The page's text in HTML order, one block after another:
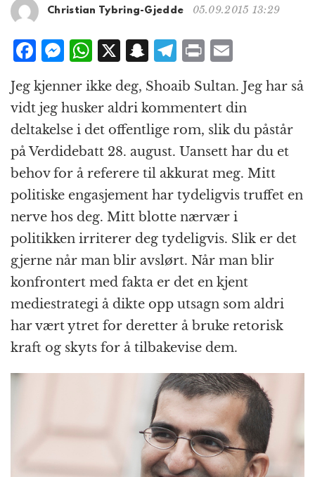
g
t
n
Christian Tybring-Gjedde 05.09.2015 13:29
F
a
c
e
b
o
o
k
M
ss
e
n
g
e
r
W
h
at
s
A
p
p
X S
n
a
p
c
h
at
T
el
e
g
r
a
m
P
ri
n
t
ai
l
Jeg kjenner ikke deg, Shoaib Sultan. Jeg har så
vidt jeg husker aldri kommentert din
deltakelse i det offentlige rom, slik du påstår
på Verdidebatt 28. august. Uansett har du et
behov for å referere til akkurat meg. Mitt
politiske engasjement har tydeligvis truffet en
nerve hos deg. Mitt blotte nærvær i
politikken irriterer deg tydeligvis. Slik er det
gjerne når man blir avslørt. Når man blir
konfrontert med fakta er det en kjent
mediestrategi å dikte opp utsagn som aldri
har vært ytret for deretter å bruke retorisk
kraft og skyts for å tilbakevise dem.